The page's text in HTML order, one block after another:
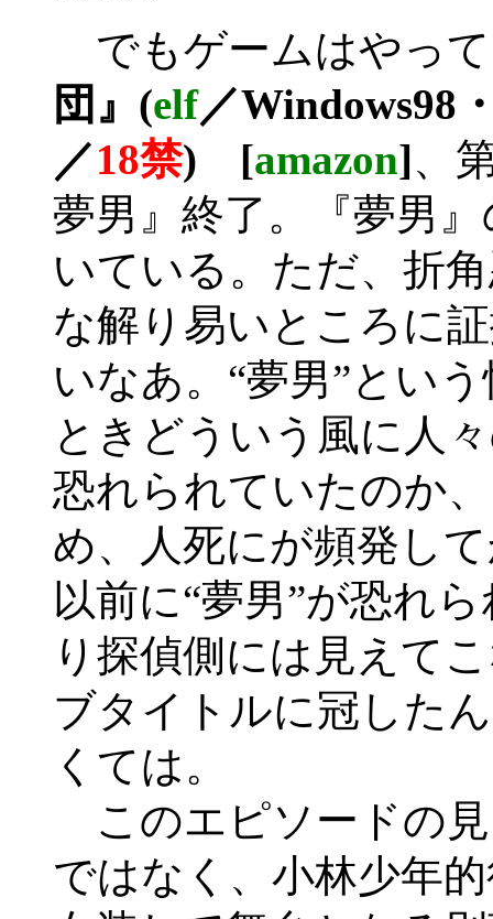
でもゲームはやっ
団』(elf／Windows98
／18禁) [amazon]、
夢男』終了。『夢男
いている。ただ、折
な解り易いところに
いなあ。“夢男”とい
ときどういう風に人
恐れられていたのか
め、人死にが頻発し
以前に“夢男”が恐れ
り探偵側には見えて
ブタイトルに冠した
くては。
このエピソードの
ではなく、小林少年